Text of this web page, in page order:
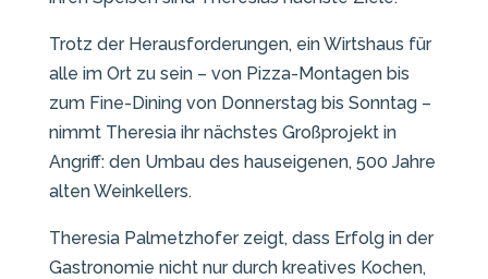
Trotz der Herausforderungen, ein Wirtshaus für
alle im Ort zu sein – von Pizza-Montagen bis
zum Fine-Dining von Donnerstag bis Sonntag –
nimmt Theresia ihr nächstes Großprojekt in
Angriff: den Umbau des hauseigenen, 500 Jahre
alten Weinkellers.
Theresia Palmetzhofer zeigt, dass Erfolg in der
Gastronomie nicht nur durch kreatives Kochen,